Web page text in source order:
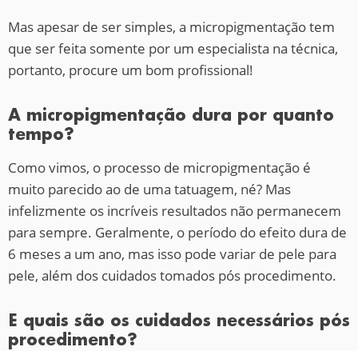
Mas apesar de ser simples, a micropigmentação tem
que ser feita somente por um especialista na técnica,
portanto, procure um bom profissional!
A micropigmentação dura por quanto
tempo?
Como vimos, o processo de micropigmentação é
muito parecido ao de uma tatuagem, né? Mas
infelizmente os incríveis resultados não permanecem
para sempre. Geralmente, o período do efeito dura de
6 meses a um ano, mas isso pode variar de pele para
pele, além dos cuidados tomados pós procedimento.
E quais são os cuidados necessários pós
procedimento?